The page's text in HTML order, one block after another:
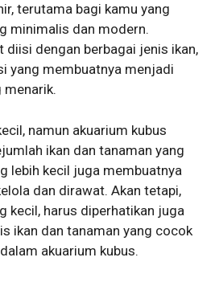
terutama bagi kamu yang
minimalis dan modern.
diisi dengan berbagai jenis ikan,
yang membuatnya menjadi
menarik.
namun akuarium kubus
ikan dan tanaman yang
lebih kecil juga membuatnya
dan dirawat. Akan tetapi,
kecil, harus diperhatikan juga
ikan dan tanaman yang cocok
akuarium kubus.